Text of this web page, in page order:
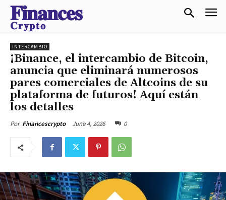
𝐅𝐢𝐧𝐚𝐧𝐜𝐞𝐬
𝐂𝐫𝐲𝐩𝐭𝐨
INTERCAMBIO
¡Binance, el intercambio de Bitcoin,
anuncia que eliminará numerosos
pares comerciales de Altcoins de su
plataforma de futuros! Aquí están
los detalles
Por Financescrypto June 4, 2026 0